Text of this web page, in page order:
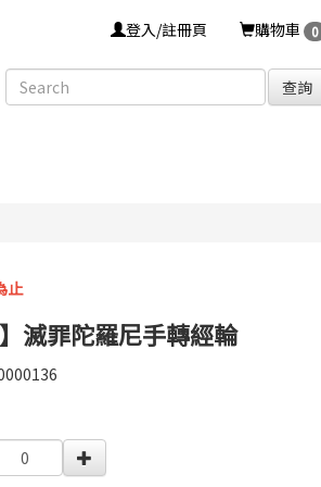
登入/註冊頁 購物車 0
查詢
止
滅罪陀羅尼手轉經輪